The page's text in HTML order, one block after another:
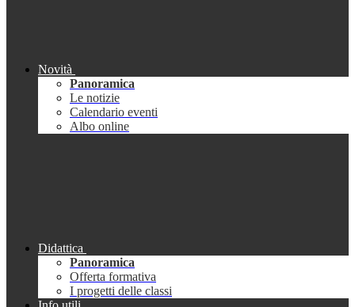
Novità
Panoramica
Le notizie
Calendario eventi
Albo online
Didattica
Panoramica
Offerta formativa
I progetti delle classi